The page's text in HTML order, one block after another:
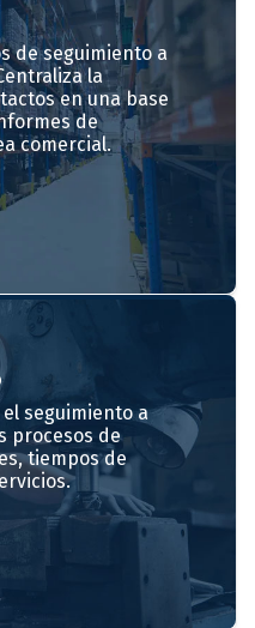
de seguimiento a
la
en una base
de
comercial.
seguimiento a
procesos de
tiempos de